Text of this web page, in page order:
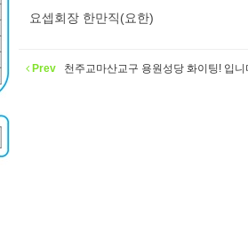
요셉회장 한만직(요한)
Prev 천주교마산교구 용원성당 화이팅! 입니